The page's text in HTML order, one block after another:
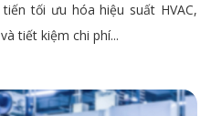
tối ưu hóa hiệu suất HVAC,
tiết kiệm chi phí...